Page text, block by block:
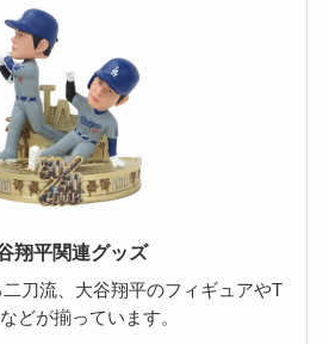
翔平関連グッズ
刀流、大谷翔平のフィギュアやT
どが揃っています。